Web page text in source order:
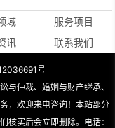
域
服务项目
讯 联系我们
号
与仲裁、婚姻与财产继承、
，欢迎来电咨询！本站部分
核实后会立即删除。电话：